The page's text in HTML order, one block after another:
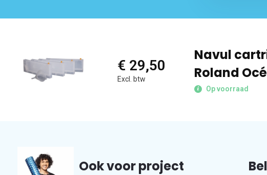
€ 29,50
Excl. btw
Navul
Roland
Op voorraad
Ook voor project